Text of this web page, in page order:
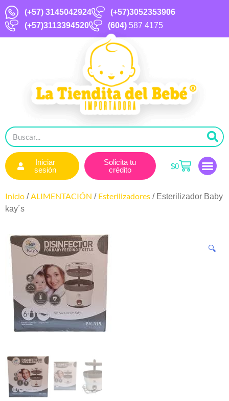
(+57) 3145042924
(+57)3052353906
(+57)3113394520
(604) 587 4175
Iniciar
sesión
Solicita tu
crédito
$0
Inicio /ALIMENTACIÓN / Esterilizadores / Esterilizador Baby
kay´s
🔍